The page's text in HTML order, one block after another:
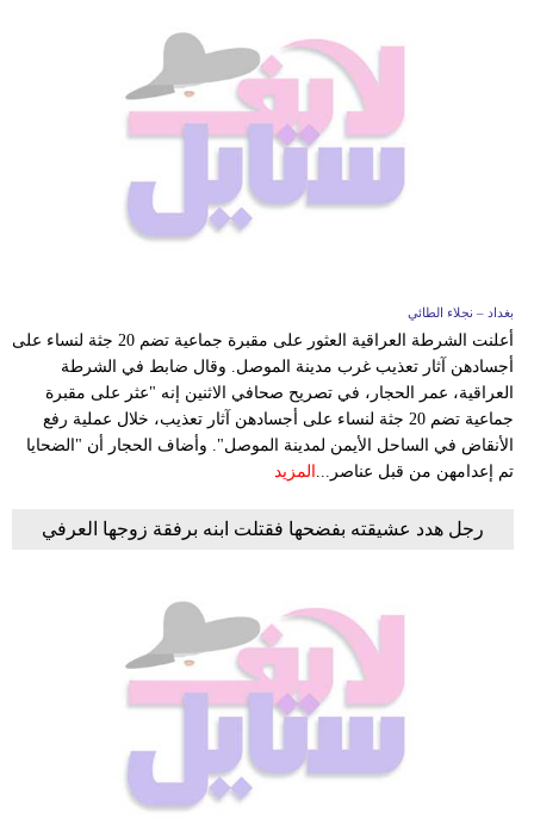
بغداد – نجلاء الطائي
أعلنت الشرطة العراقية العثور على مقبرة جماعية تضم 20 جثة لنساء على
أجسادهن آثار تعذيب غرب مدينة الموصل. وقال ضابط في الشرطة
العراقية، عمر الحجار، في تصريح صحافي الاثنين إنه "عثر على مقبرة
جماعية تضم 20 جثة لنساء على أجسادهن آثار تعذيب، خلال عملية رفع
الأنقاض في الساحل الأيمن لمدينة الموصل". وأضاف الحجار أن "الضحايا
تم إعدامهن من قبل عناصر... المزيد
رجل هدد عشيقته بفضحها فقتلت ابنه برفقة زوجها العرفي